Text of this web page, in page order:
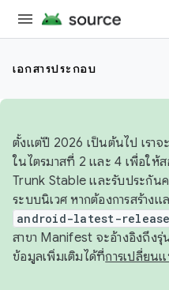
เอกสารประกอบ
ตั้งแต่ปี 2026 เป็นต้นไป เราจ
ในไตรมาสที่ 2 และ 4 เพื่อให้
Trunk Stable และรับประกัน
ระบบนิเวศ หากต้องการสร้าง
android-latest-release
สาขา Manifest จะอ้างอิงถึง
ข้อมูลเพิ่มเติมได้ที่การเปลี่ยน